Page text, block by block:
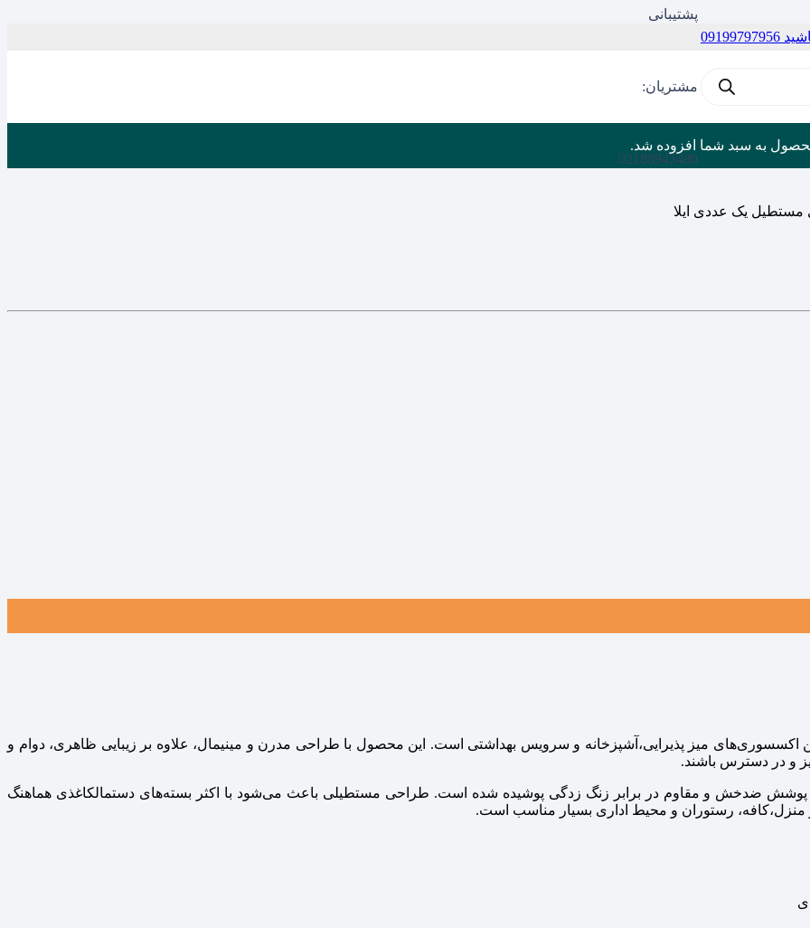
پشتیبانی
مشتریان:
02188943480
به سبد شما افزوده شد.
مستطیل یک عددی ایلا
اکسسوری‌های میز پذیرایی،آشپزخانه و سرویس بهداشتی است. این محصول با طراحی مدرن و مینیمال، علاوه بر زیبایی ظاهری، دوام و
و در دسترس باشند.
پوشش ضدخش و مقاوم در برابر زنگ‌ زدگی پوشیده شده است. طراحی مستطیلی باعث می‌شود با اکثر بسته‌های دستمالکاغذی هماهنگ
منزل،کافه، رستوران و محیط اداری بسیار مناسب است.